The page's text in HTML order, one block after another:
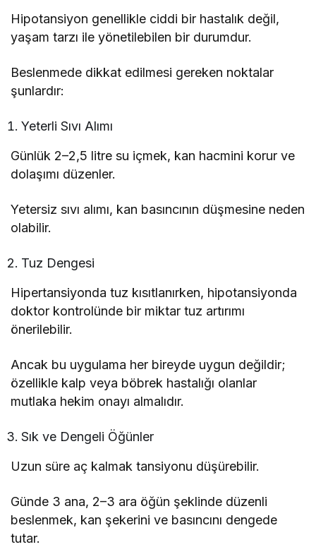
Hipotansiyon genellikle ciddi bir hastalık değil,
yaşam tarzı ile yönetilebilen bir durumdur.
Beslenmede dikkat edilmesi gereken noktalar
şunlardır:
Yeterli Sıvı Alımı
Günlük 2–2,5 litre su içmek, kan hacmini korur ve
dolaşımı düzenler.
Yetersiz sıvı alımı, kan basıncının düşmesine neden
olabilir.
Tuz Dengesi
Hipertansiyonda tuz kısıtlanırken, hipotansiyonda
doktor kontrolünde bir miktar tuz artırımı
önerilebilir.
Ancak bu uygulama her bireyde uygun değildir;
özellikle kalp veya böbrek hastalığı olanlar
mutlaka hekim onayı almalıdır.
Sık ve Dengeli Öğünler
Uzun süre aç kalmak tansiyonu düşürebilir.
Günde 3 ana, 2–3 ara öğün şeklinde düzenli
beslenmek, kan şekerini ve basıncını dengede
tutar.